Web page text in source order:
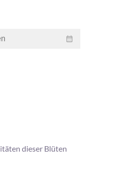
dieser Blüten